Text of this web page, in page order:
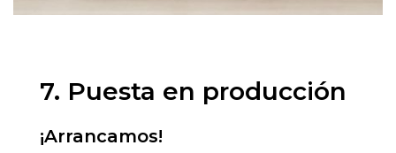
7. Puesta en producción
¡Arrancamos!